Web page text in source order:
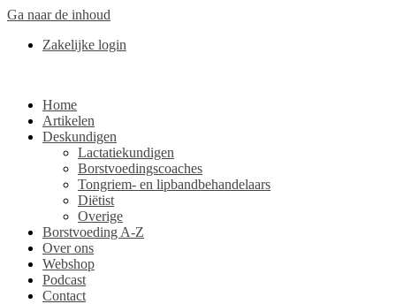
Ga naar de inhoud
Zakelijke login
Home
Artikelen
Deskundigen
Lactatiekundigen
Borstvoedingscoaches
Tongriem- en lipbandbehandelaars
Diëtist
Overige
Borstvoeding A-Z
Over ons
Webshop
Podcast
Contact